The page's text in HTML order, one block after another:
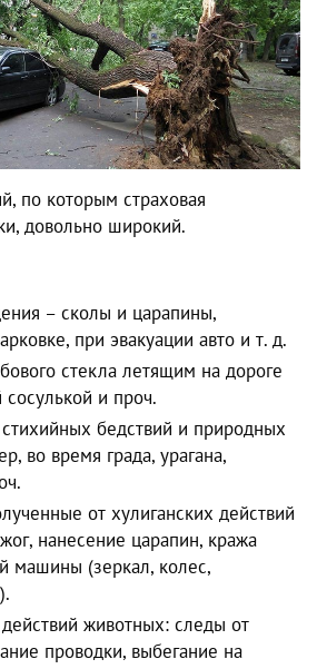
по которым страховая
довольно широкий.
– сколы и царапины,
при эвакуации авто и т. д.
стекла летящим на дороге
и проч.
бедствий и природных
во время града, урагана,
от хулиганских действий
нанесение царапин, кража
машины (зеркал, колес,
животных: следы от
проводки, выбегание на